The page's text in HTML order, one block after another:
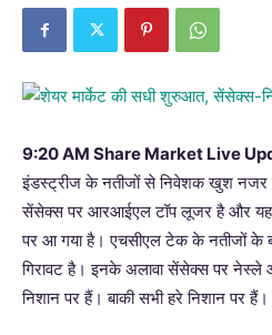
9:20 AM Share Market Live
इंडस्ट्रीज के नतीजों से निवेशक खुश नजर
सेंसेक्स पर आरआईएल टॉप लूजर है और
पर आ गया है। एचसीएल टेक के नतीजों के
गिरावट है। इनके अलावा सेंसेक्स पर
निशान पर हैं। बाकी सभी हरे निशान पर हैं।